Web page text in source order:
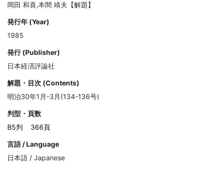
岡田 和喜,本間 靖夫【解題】
発行年 (Year)
1985
発行 (Publisher)
日本経済評論社
解題・目次 (Contents)
明治30年1月-3月(134-136号)
判型・頁数
B5判
366頁
言語 / Language
日本語 / Japanese